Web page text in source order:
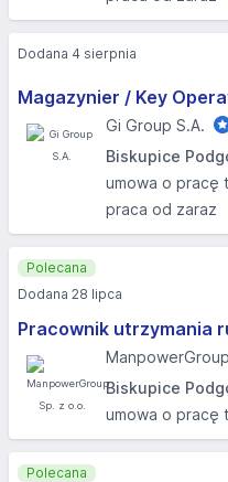
Magazynier / Key
Gi Group S.A.
Biskupice
umowa o pracę
praca od zaraz
Dodana 4 sierpnia
Pracownik utrzymania
Biskupice
umowa o pracę
Polecana
Dodana 28 lipca
Polecana